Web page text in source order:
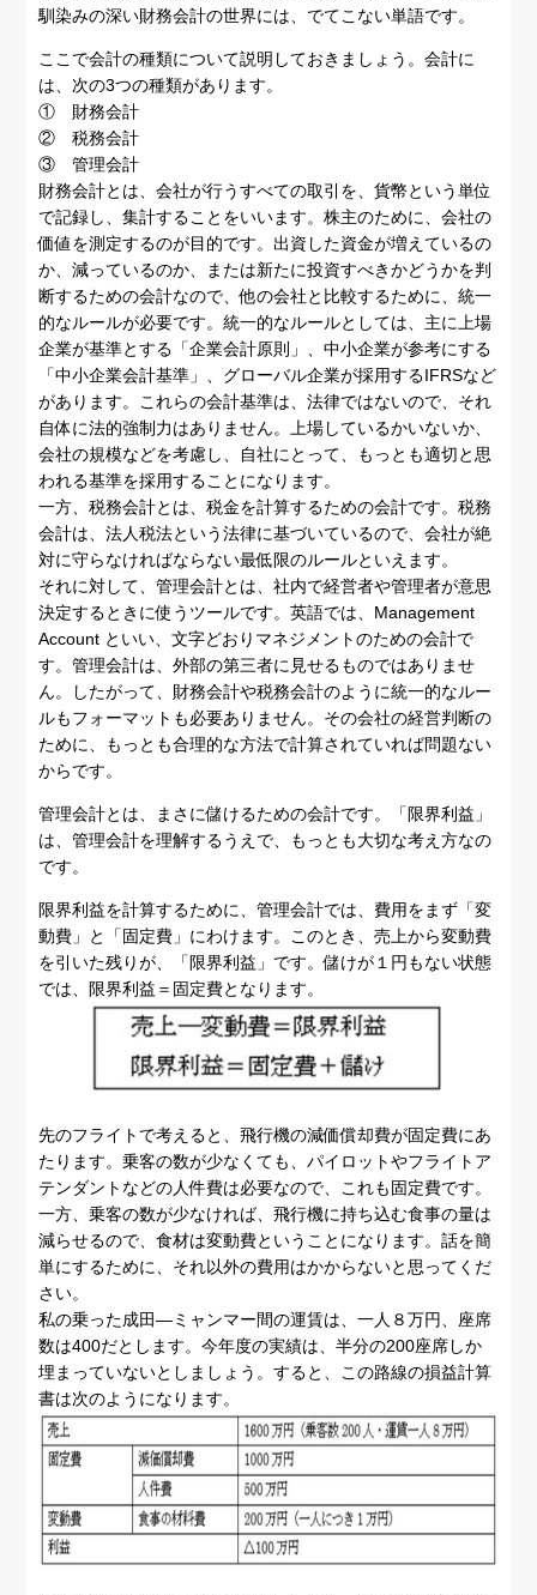
馴染みの深い財務会計の世界には、でてこない単語です。
ここで会計の種類について説明しておきましょう。会計に
は、次の3つの種類があります。
① 財務会計
② 税務会計
③ 管理会計
財務会計とは、会社が行うすべての取引を、貨幣という単位
で記録し、集計することをいいます。株主のために、会社の
価値を測定するのが目的です。出資した資金が増えているの
か、減っているのか、または新たに投資すべきかどうかを判
断するための会計なので、他の会社と比較するために、統一
的なルールが必要です。統一的なルールとしては、主に上場
企業が基準とする「企業会計原則」、中小企業が参考にする
「中小企業会計基準」、グローバル企業が採用するIFRSなど
があります。これらの会計基準は、法律ではないので、それ
自体に法的強制力はありません。上場しているかいないか、
会社の規模などを考慮し、自社にとって、もっとも適切と思
われる基準を採用することになります。
一方、税務会計とは、税金を計算するための会計です。税務
会計は、法人税法という法律に基づいているので、会社が絶
対に守らなければならない最低限のルールといえます。
それに対して、管理会計とは、社内で経営者や管理者が意思
決定するときに使うツールです。英語では、Management
Account といい、文字どおりマネジメントのための会計で
す。管理会計は、外部の第三者に見せるものではありませ
ん。したがって、財務会計や税務会計のように統一的なルー
ルもフォーマットも必要ありません。その会社の経営判断の
ために、もっとも合理的な方法で計算されていれば問題ない
からです。
管理会計とは、まさに儲けるための会計です。「限界利益」
は、管理会計を理解するうえで、もっとも大切な考え方なの
です。
限界利益を計算するために、管理会計では、費用をまず「変
動費」と「固定費」にわけます。このとき、売上から変動費
を引いた残りが、「限界利益」です。儲けが１円もない状態
では、限界利益＝固定費となります。
先のフライトで考えると、飛行機の減価償却費が固定費にあ
たります。乗客の数が少なくても、パイロットやフライトア
テンダントなどの人件費は必要なので、これも固定費です。
一方、乗客の数が少なければ、飛行機に持ち込む食事の量は
減らせるので、食材は変動費ということになります。話を簡
単にするために、それ以外の費用はかからないと思ってくだ
さい。
私の乗った成田―ミャンマー間の運賃は、一人８万円、座席
数は400だとします。今年度の実績は、半分の200座席しか
埋まっていないとしましょう。すると、この路線の損益計算
書は次のようになります。